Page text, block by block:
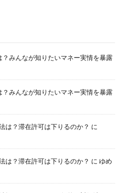
みんなが知りたいマネー実情を暴露
みんなが知りたいマネー実情を暴露
は？滞在許可は下りるのか？ に
は？滞在許可は下りるのか？ に ゆめ